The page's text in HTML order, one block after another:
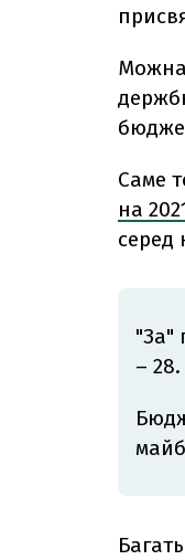
Можна
Саме
на
серед
"За"
– 28.